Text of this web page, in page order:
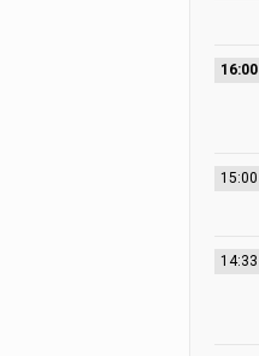
16:00
15:00
14:33